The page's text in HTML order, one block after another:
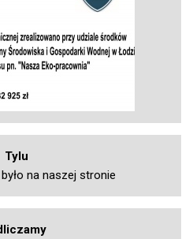
Tylu
na naszej stronie